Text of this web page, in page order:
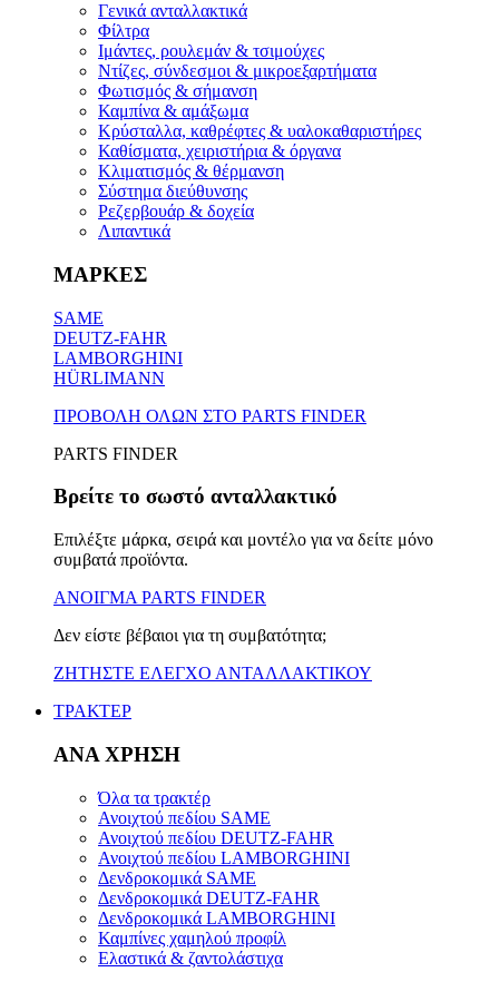
Γενικά ανταλλακτικά
Φίλτρα
Ιμάντες, ρουλεμάν & τσιμούχες
Ντίζες, σύνδεσμοι & μικροεξαρτήματα
Φωτισμός & σήμανση
Καμπίνα & αμάξωμα
Κρύσταλλα, καθρέφτες & υαλοκαθαριστήρες
Καθίσματα, χειριστήρια & όργανα
Κλιματισμός & θέρμανση
Σύστημα διεύθυνσης
Ρεζερβουάρ & δοχεία
Λιπαντικά
ΜΑΡΚΕΣ
SAME
DEUTZ-FAHR
LAMBORGHINI
HÜRLIMANN
ΠΡΟΒΟΛΗ ΟΛΩΝ ΣΤΟ PARTS FINDER
PARTS FINDER
Βρείτε το σωστό ανταλλακτικό
Επιλέξτε μάρκα, σειρά και μοντέλο για να δείτε μόνο
συμβατά προϊόντα.
ΑΝΟΙΓΜΑ PARTS FINDER
Δεν είστε βέβαιοι για τη συμβατότητα;
ΖΗΤΗΣΤΕ ΕΛΕΓΧΟ ΑΝΤΑΛΛΑΚΤΙΚΟΥ
ΤΡΑΚΤΕΡ
ΑΝΑ ΧΡΗΣΗ
Όλα τα τρακτέρ
Ανοιχτού πεδίου SAME
Ανοιχτού πεδίου DEUTZ-FAHR
Ανοιχτού πεδίου LAMBORGHINI
Δενδροκομικά SAME
Δενδροκομικά DEUTZ-FAHR
Δενδροκομικά LAMBORGHINI
Καμπίνες χαμηλού προφίλ
Ελαστικά & ζαντολάστιχα